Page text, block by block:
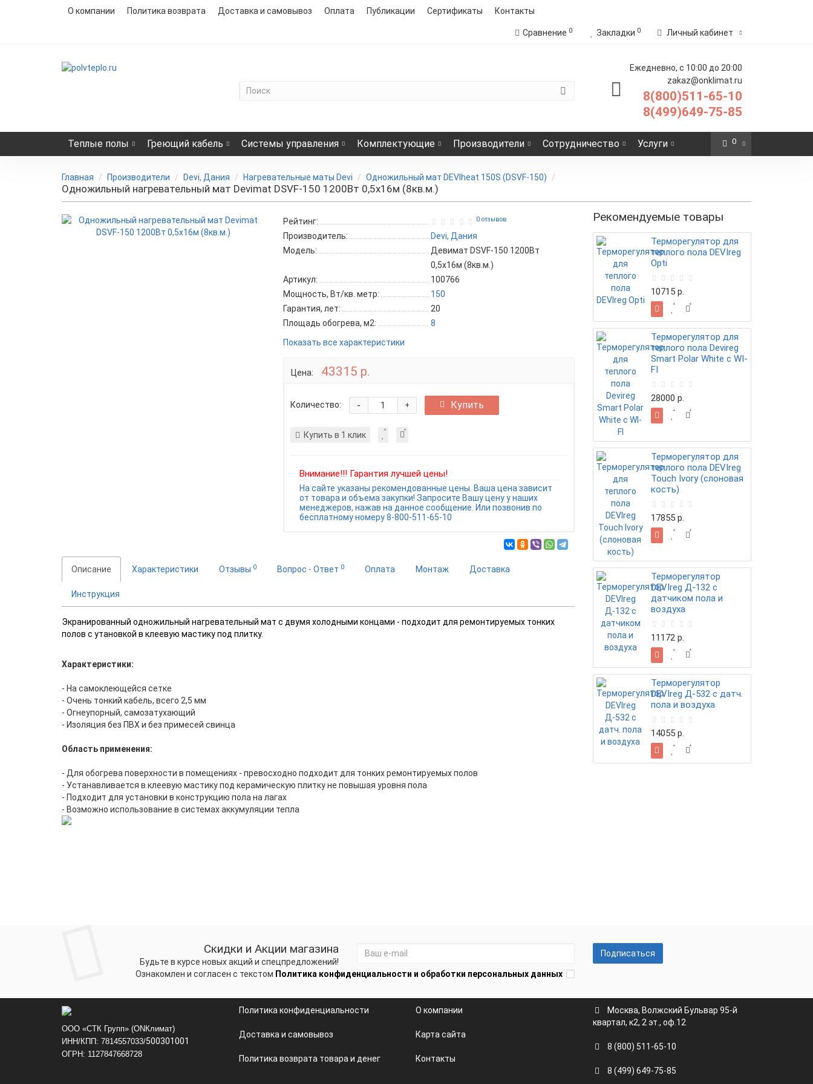
О компании Политика возврата Доставка и самовывоз Оплата Публикации Сертификаты Контакты
Сравнение 0 Закладки 0 Личный кабинет
Ежедневно, с 10:00 до 20:00
zakaz@onklimat.ru
8(800)511-65-10
8(499)649-75-85
Теплые полы Греющий кабель Системы управления Комплектующие Производители Сотрудничество Услуги 0
Главная Производители Devi, Дания Нагревательные маты Devi Одножильный мат DEVIheat 150S (DSVF-150)
Одножильный нагревательный мат Devimat DSVF-150 1200Вт 0,5x16м (8кв.м.)
Рейтинг: 0 отзывов
Производитель:
Devi, Дания
Модель:
Девимат DSVF-150 1200Вт
0,5x16м (8кв.м.)
Артикул:
100766
Мощность, Вт/кв. метр:
150
Гарантия, лет:
20
Площадь обогрева, м2:
8
Показать все характеристики
Цена: 43315 р.
Количество: +
- Купить
Купить в 1 клик
Внимание!!! Гарантия лучшей цены!
На сайте указаны рекомендованные цены. Ваша цена зависит
от товара и объема закупки! Запросите Вашу цену у наших
менеджеров, нажав на данное сообщение. Или позвонив по
бесплатному номеру 8-800-511-65-10
Описание Характеристики Отзывы 0 Вопрос - Ответ 0 Оплата Монтаж Доставка
Инструкция
Экранированный одножильный нагревательный мат с двумя холодными концами - подходит для ремонтируемых тонких
полов с утановкой в клеевую мастику под плитку.
Характеристики:
- На самоклеющейся сетке
- Очень тонкий кабель, всего 2,5 мм
- Огнеупорный, самозатухающий
- Изоляция без ПВХ и без примесей свинца
Область применения:
- Для обогрева поверхности в помещениях - превосходно подходит для тонких ремонтируемых полов
- Устанавливается в клеевую мастику под керамическую плитку не повышая уровня пола
- Подходит для установки в конструкцию пола на лагах
- Возможно использование в системах аккумуляции тепла
Рекомендуемые товары
Терморегулятор для
теплого пола DEVIreg
Opti
10715 р.
Терморегулятор для
теплого пола Devireg
Smart Polar White c WI-
FI
28000 р.
Терморегулятор для
теплого пола DEVIreg
Touch Ivory (слоновая
кость)
17855 р.
Терморегулятор
DEVIreg Д-132 с
датчиком пола и
воздуха
11172 р.
Терморегулятор
DEVIreg Д-532 с датч.
пола и воздуха
14055 р.
Скидки и Акции магазина
Будьте в курсе новых акций и спецпредложений!
Подписаться
Ознакомлен и согласен с текстом Политика конфиденциальности и обработки персональных данных
ООО «СТК Групп» (ONКлимат)
ИНН/КПП: 7814557033/500301001
ОГРН: 1127847668728
Политика конфиденциальности
Доставка и самовывоз
Политика возврата товара и денег
О компании
Карта сайта
Контакты
Москва, Волжский Бульвар 95-й
квартал, к2, 2 эт., оф.12
8 (800) 511-65-10
8 (499) 649-75-85